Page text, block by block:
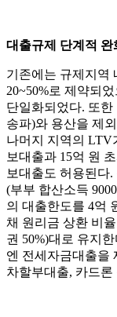
대출규제 단계적 완
기존에는 규제지역
20~50%로 제약되
단일화되었다. 또한
송파)와 용산을 제
나머지 지역의 LTV
보대출과 15억 원
보대출도 허용된다
(부부 합산소득
의 대출한도를 4억
채 원리금 상환 비
권 50%)대로 유지
엔 전세자금대출을
차할부대출, 카드론